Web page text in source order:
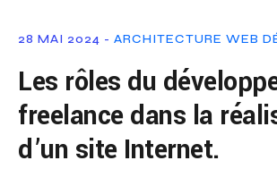
28 MAI 2024 - ARCHITECTURE WEB
Les rôles du
freelance dans la
d’un site Internet.